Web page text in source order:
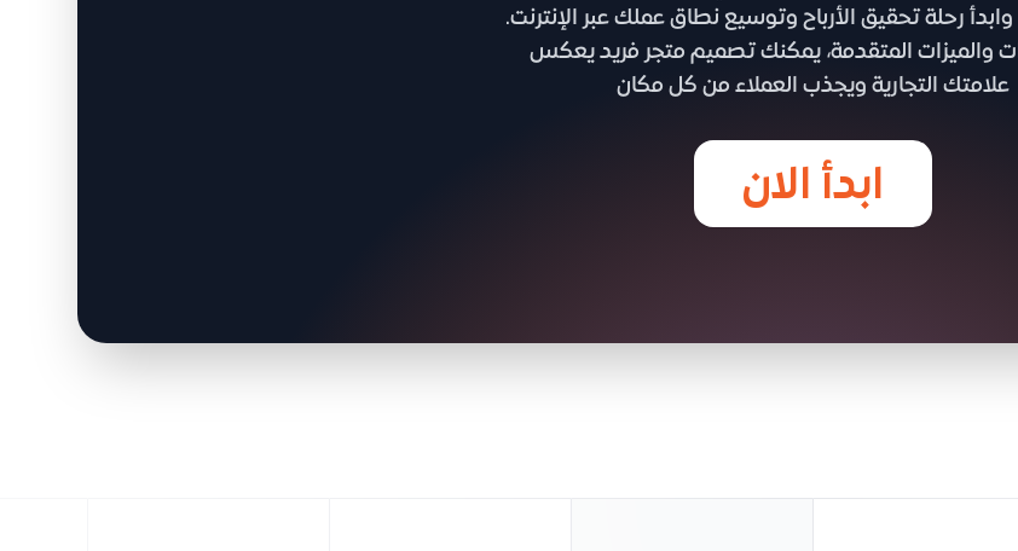
وابدأ رحلة تحقيق الأرباح وتوسيع نطاق عملك عبر الإنترنت.
والميزات المتقدمة، يمكنك تصميم متجر فريد يعكس
علامتك التجارية ويجذب العملاء من كل مكان
ابدأ الان